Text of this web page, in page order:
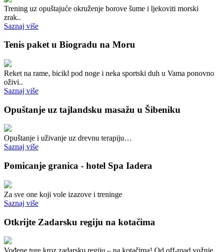
Trening uz opuštajuće okruženje borove šume i ljekoviti morski
zrak..
Saznaj više
Tenis paket u Biogradu na Moru
Reket na rame, bicikl pod noge i neka sportski duh u Vama ponovno
oživi..
Saznaj više
Opuštanje uz tajlandsku masažu u Šibeniku
Opuštanje i uživanje uz drevnu terapiju…
Saznaj više
Pomicanje granica - hotel Spa Iadera
Za sve one koji vole izazove i treninge
Saznaj više
Otkrijte Zadarsku regiju na kotačima